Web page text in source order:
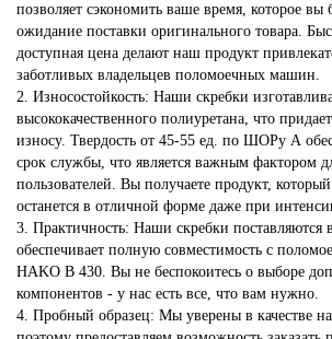
позволяет сэкономить ваше время, которое вы
ожидание поставки оригинального товара.
доступная цена делают наш продукт
заботливых владельцев поломоечных машин.
2. Износостойкость: Наши скребки
высококачественного полиуретана, что
износу. Твердость от 45-55 ед. по ШОРу А
срок службы, что является важным фактором
пользователей. Вы получаете продукт,
останется в отличной форме даже при
3. Практичность: Наши скребки поставляются
обеспечивает полную совместимость с
HAKO В 430. Вы не беспокоитесь о выборе
компонентов - у нас есть все, что вам нужно.
4. Пробный образец: Мы уверены в качестве